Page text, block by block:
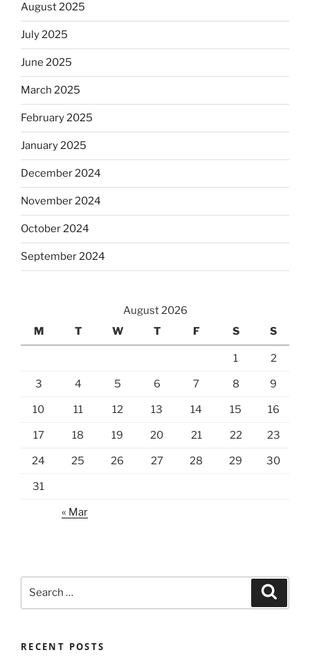
August 2025
July 2025
June 2025
March 2025
February 2025
January 2025
December 2024
November 2024
October 2024
September 2024
August 2026
M
T W T F S S
1 2
3 4 5 6 7 8 9
10 11 12 13 14 15 16
17 18 19 20 21 22 23
24 25 26 27 28 29 30
31
« Mar
RECENT POSTS